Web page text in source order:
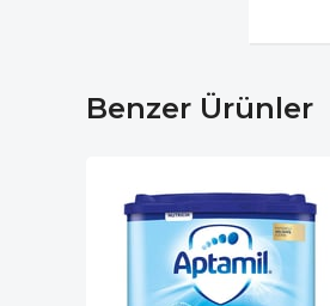
Benzer Ürünler